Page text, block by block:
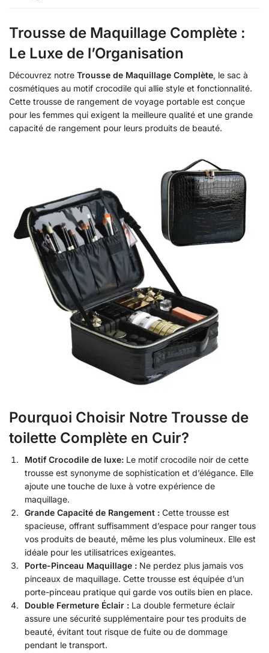
Trousse de Maquillage Complète :
Le Luxe de l’Organisation
Découvrez notre Trousse de Maquillage Complète, le sac à
cosmétiques au motif crocodile qui allie style et fonctionnalité.
Cette trousse de rangement de voyage portable est conçue
pour les femmes qui exigent la meilleure qualité et une grande
capacité de rangement pour leurs produits de beauté.
Pourquoi Choisir Notre Trousse de
toilette Complète en Cuir?
Motif Crocodile de luxe: Le motif crocodile noir de cette
trousse est synonyme de sophistication et d’élégance. Elle
ajoute une touche de luxe à votre expérience de
maquillage.
Grande Capacité de Rangement : Cette trousse est
spacieuse, offrant suffisamment d’espace pour ranger tous
vos produits de beauté, même les plus volumineux. Elle est
idéale pour les utilisatrices exigeantes.
Porte-Pinceau Maquillage : Ne perdez plus jamais vos
pinceaux de maquillage. Cette trousse est équipée d’un
porte-pinceau pratique qui garde vos outils bien en place.
Double Fermeture Éclair : La double fermeture éclair
assure une sécurité supplémentaire pour tes produits de
beauté, évitant tout risque de fuite ou de dommage
pendant le transport.